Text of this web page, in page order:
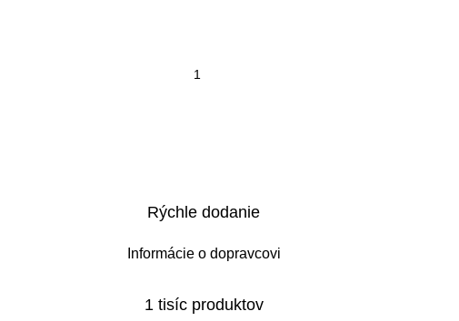
Rýchle dodanie
Informácie o dopravcovi
1 tisíc produktov